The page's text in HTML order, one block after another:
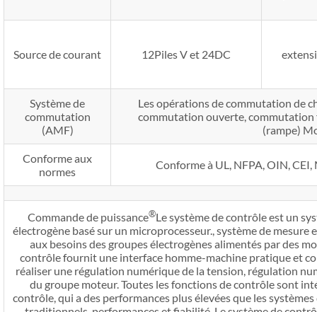
Source de courant 12Piles V et 24DC
Système de
commutation
(AMF)
Les opérations de commutation de
commutation ouverte, commutation
(rampe)
Conforme aux
normes
Conforme à UL, NFPA, OIN,
Commande de puissance®Le système de contrôle est un
électrogène basé sur un microprocesseur., système de
aux besoins des groupes électrogènes alimentés par des
contrôle fournit une interface homme-machine pratique et
réaliser une régulation numérique de la tension, régulation
du groupe moteur. Toutes les fonctions de contrôle sont
contrôle, qui a des performances plus élevées que les